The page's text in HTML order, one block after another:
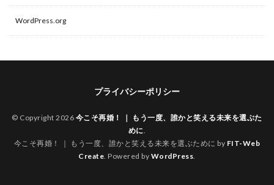
WordPress.org
プライバシーポリシー
© Copyright 2026 今こそ再婚！ ｜ もう一度、誰かと笑える未来を選ぶた
めに.
今こそ再婚！ ｜ もう一度、誰かと笑える未来を選ぶために by FIT-Web
Create. Powered by WordPress.